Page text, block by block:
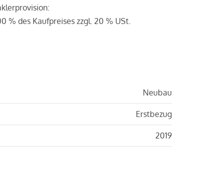
% des Kaufpreises zzgl. 20 % USt.
Neubau
Erstbezug
2019